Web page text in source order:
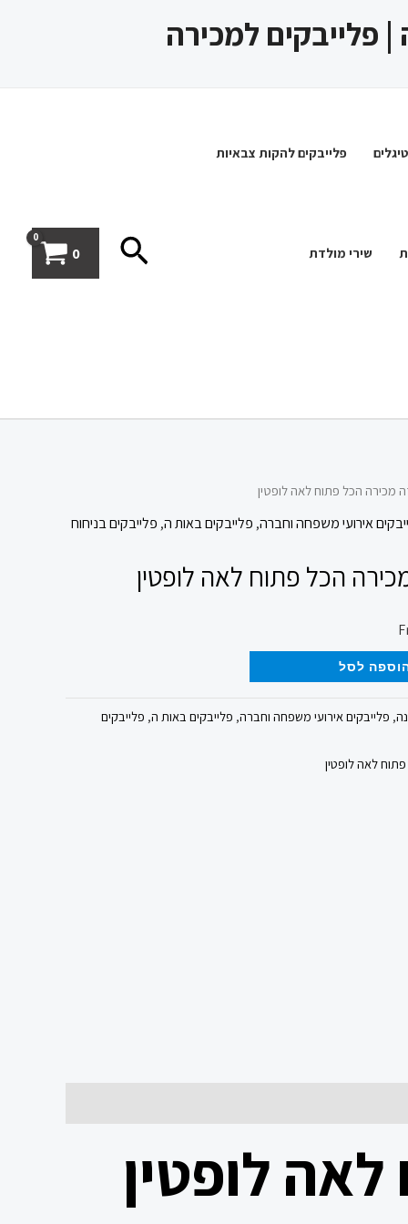
| פלייבקים למכירה
פלייבקים להקות צבאיות
שירי מולדת חיפוש0
מכירה הכל פתוח לאה לופטין
אירועי משפחה וחברה, פלייבקים באות ה, פלייבקים בניחוח
הכל פתוח לאה לופטין
לסל
, פלייבקים אירועי משפחה וחברה, פלייבקים באות ה, פלייבקים
לאה לופטין
לופטין